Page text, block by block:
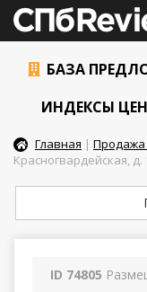
БАЗА
ИНДЕКСЫ ЦЕН
Главная | Продажа
Красногвардейская, д.
ID 74805